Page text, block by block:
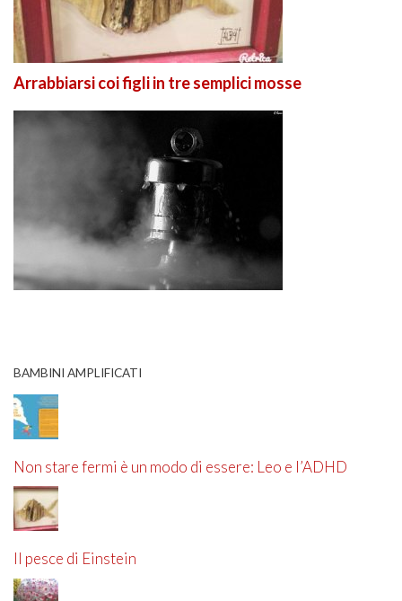
Arrabbiarsi coi figli in tre semplici mosse
BAMBINI AMPLIFICATI
Non stare fermi è un modo di essere: Leo e l’ADHD
Il pesce di Einstein